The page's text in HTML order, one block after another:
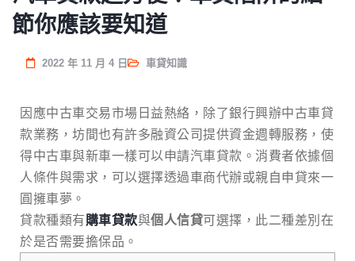
節你應該要知道
2022 年 11 月 4 日 車貸知識
因應中古車交易市場日益熱絡，除了銀行興辦中古車貸
款業務，坊間也有許多融資公司提供資金週轉服務，使
得中古車與新車一樣可以申請汽車貸款。消費者依據個
人條件與需求，可以選擇透過車商代辦或親自申貸來一
圓擁車夢。
貸款種類有購車貸款與個人信貸可選擇，此二種差別在
於是否需要擔保品。